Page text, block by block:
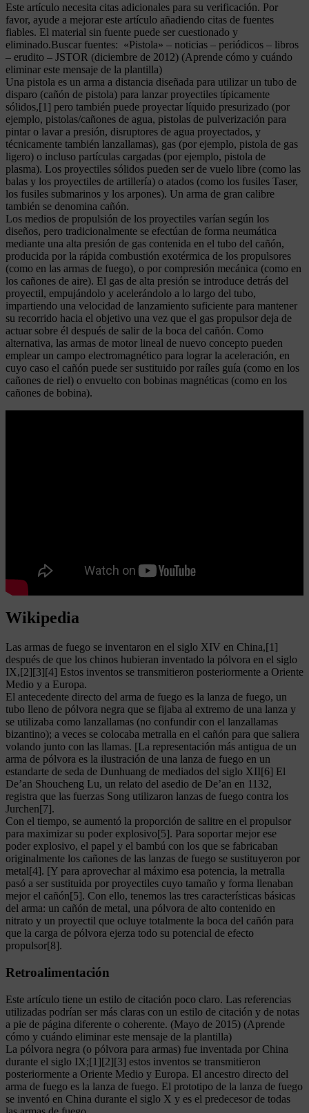
Este artículo necesita citas adicionales para su verificación. Por
favor, ayude a mejorar este artículo añadiendo citas de fuentes
fiables. El material sin fuente puede ser cuestionado y
eliminado.Buscar fuentes: «Pistola» – noticias – periódicos – libros
– erudito – JSTOR (diciembre de 2012) (Aprende cómo y cuándo
eliminar este mensaje de la plantilla)
Una pistola es un arma a distancia diseñada para utilizar un tubo de
disparo (cañón de pistola) para lanzar proyectiles típicamente
sólidos,[1] pero también puede proyectar líquido presurizado (por
ejemplo, pistolas/cañones de agua, pistolas de pulverización para
pintar o lavar a presión, disruptores de agua proyectados, y
técnicamente también lanzallamas), gas (por ejemplo, pistola de gas
ligero) o incluso partículas cargadas (por ejemplo, pistola de
plasma). Los proyectiles sólidos pueden ser de vuelo libre (como las
balas y los proyectiles de artillería) o atados (como los fusiles Taser,
los fusiles submarinos y los arpones). Un arma de gran calibre
también se denomina cañón.
Los medios de propulsión de los proyectiles varían según los
diseños, pero tradicionalmente se efectúan de forma neumática
mediante una alta presión de gas contenida en el tubo del cañón,
producida por la rápida combustión exotérmica de los propulsores
(como en las armas de fuego), o por compresión mecánica (como en
los cañones de aire). El gas de alta presión se introduce detrás del
proyectil, empujándolo y acelerándolo a lo largo del tubo,
impartiendo una velocidad de lanzamiento suficiente para mantener
su recorrido hacia el objetivo una vez que el gas propulsor deja de
actuar sobre él después de salir de la boca del cañón. Como
alternativa, las armas de motor lineal de nuevo concepto pueden
emplear un campo electromagnético para lograr la aceleración, en
cuyo caso el cañón puede ser sustituido por raíles guía (como en los
cañones de riel) o envuelto con bobinas magnéticas (como en los
cañones de bobina).
Wikipedia
Las armas de fuego se inventaron en el siglo XIV en China,[1]
después de que los chinos hubieran inventado la pólvora en el siglo
IX,[2][3][4] Estos inventos se transmitieron posteriormente a Oriente
Medio y a Europa.
El antecedente directo del arma de fuego es la lanza de fuego, un
tubo lleno de pólvora negra que se fijaba al extremo de una lanza y
se utilizaba como lanzallamas (no confundir con el lanzallamas
bizantino); a veces se colocaba metralla en el cañón para que saliera
volando junto con las llamas. [La representación más antigua de un
arma de pólvora es la ilustración de una lanza de fuego en un
estandarte de seda de Dunhuang de mediados del siglo XII[6] El
De’an Shoucheng Lu, un relato del asedio de De’an en 1132,
registra que las fuerzas Song utilizaron lanzas de fuego contra los
Jurchen[7].
Con el tiempo, se aumentó la proporción de salitre en el propulsor
para maximizar su poder explosivo[5]. Para soportar mejor ese
poder explosivo, el papel y el bambú con los que se fabricaban
originalmente los cañones de las lanzas de fuego se sustituyeron por
metal[4]. [Y para aprovechar al máximo esa potencia, la metralla
pasó a ser sustituida por proyectiles cuyo tamaño y forma llenaban
mejor el cañón[5]. Con ello, tenemos las tres características básicas
del arma: un cañón de metal, una pólvora de alto contenido en
nitrato y un proyectil que ocluye totalmente la boca del cañón para
que la carga de pólvora ejerza todo su potencial de efecto
propulsor[8].
Retroalimentación
Este artículo tiene un estilo de citación poco claro. Las referencias
utilizadas podrían ser más claras con un estilo de citación y de notas
a pie de página diferente o coherente. (Mayo de 2015) (Aprende
cómo y cuándo eliminar este mensaje de la plantilla)
La pólvora negra (o pólvora para armas) fue inventada por China
durante el siglo IX;[1][2][3] estos inventos se transmitieron
posteriormente a Oriente Medio y Europa. El ancestro directo del
arma de fuego es la lanza de fuego. El prototipo de la lanza de fuego
se inventó en China durante el siglo X y es el predecesor de todas